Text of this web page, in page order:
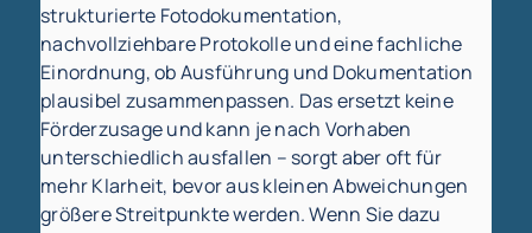
strukturierte Fotodokumentation,
nachvollziehbare Protokolle und eine fachliche
Einordnung, ob Ausführung und Dokumentation
plausibel zusammenpassen. Das ersetzt keine
Förderzusage und kann je nach Vorhaben
unterschiedlich ausfallen – sorgt aber oft für
mehr Klarheit, bevor aus kleinen Abweichungen
größere Streitpunkte werden. Wenn Sie dazu